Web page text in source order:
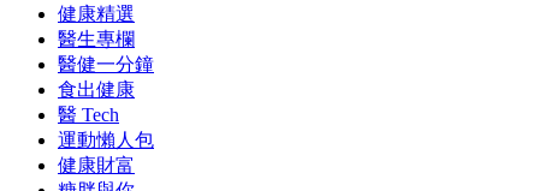
健康精選
醫生專欄
醫健一分鐘
食出健康
醫 Tech
運動懶人包
健康財富